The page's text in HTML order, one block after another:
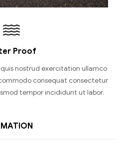
Proof
nostrud exercitation ullamco
consequat consectetur
tempor incididunt ut labor.